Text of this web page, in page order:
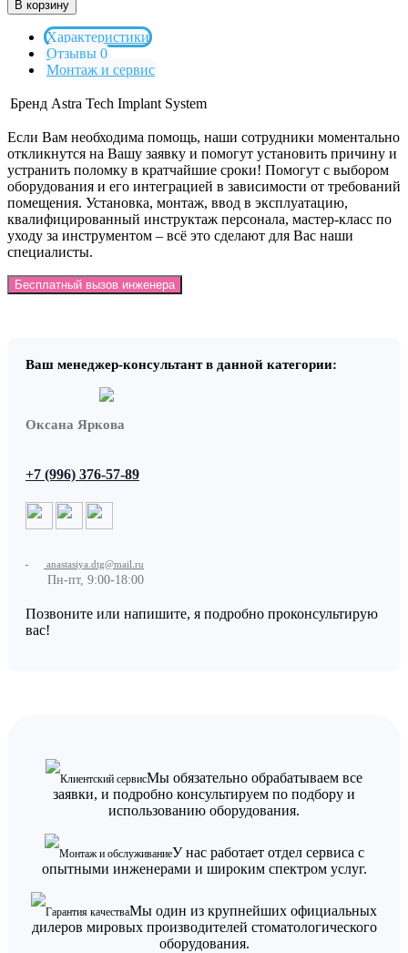
В корзину
Характеристики
Отзывы 0
Монтаж и сервис
Бренд Astra Tech Implant System
Если Вам необходима помощь, наши сотрудники моментально
откликнутся на Вашу заявку и помогут установить причину и
устранить поломку в кратчайшие сроки! Помогут с выбором
оборудования и его интеграцией в зависимости от требований
помещения. Установка, монтаж, ввод в эксплуатацию,
квалифицированный инструктаж персонала, мастер-класс по
уходу за инструментом – всё это сделают для Вас наши
специалисты.
Бесплатный вызов инженера
Ваш менеджер-консультант в данной категории:
Оксана Яркова
+7 (996) 376-57-89
anastasiya.dtg@mail.ru
Пн-пт, 9:00-18:00
Позвоните или напишите, я подробно проконсультирую
вас!
Клиентский сервисМы обязательно обрабатываем все
заявки, и подробно консультируем по подбору и
использованию оборудования.
Монтаж и обслуживаниеУ нас работает отдел сервиса с
опытными инженерами и широким спектром услуг.
Гарантия качестваМы один из крупнейших официальных
дилеров мировых производителей стоматологического
оборудования.